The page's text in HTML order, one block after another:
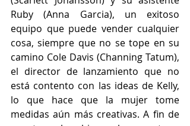
Ruby (Anna Garcia), un exitoso
equipo que puede vender cualquier
cosa, siempre que no se tope en su
camino Cole Davis (Channing Tatum),
el director de lanzamiento que no
está contento con las ideas de Kelly,
lo que hace que la mujer tome
medidas aún más creativas. A fin de